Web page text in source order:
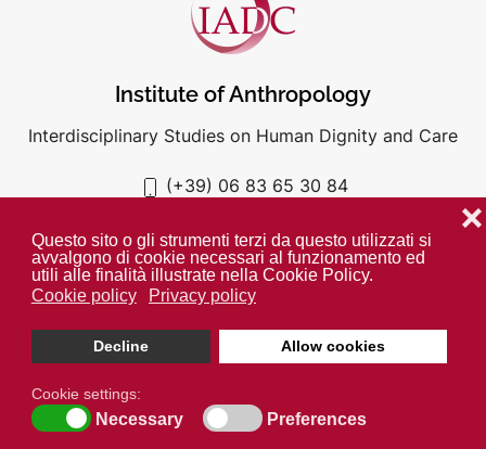
Questo sito o gli strumenti terzi da questo utilizzati si
avvalgono di cookie necessari al funzionamento ed
utili alle finalità illustrate nella Cookie Policy.
Cookie policy
Privacy policy
Decline Allow cookies
❌
Cookie settings:
Necessary Preferences
Institute of Anthropology
Interdisciplinary Studies on Human Dignity and Care
(+39) 06 83 65 30 84
Unless otherwise indicated all media is property of the IADC. ©
Open cookie toolbar